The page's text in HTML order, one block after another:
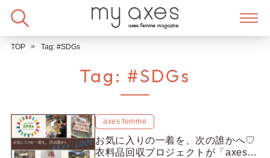
TOP Tag: #SDGs
Tag: #SDGs
axes femme
お気に入りの一着を、次の誰かへ♡
衣料品回収プロジェクトが「axes